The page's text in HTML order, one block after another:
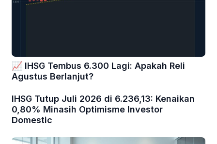
📈 IHSG Tembus 6.300 Lagi: Apakah Reli
Agustus Berlanjut?
IHSG Tutup Juli 2026 di 6.236,13: Kenaikan
0,80% Minasih Optimisme Investor
Domestic